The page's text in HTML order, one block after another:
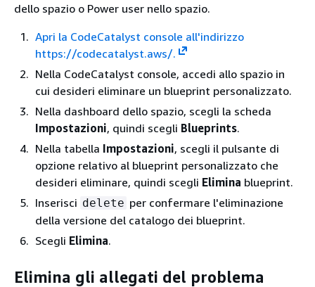
dello spazio o Power user nello spazio.
Apri la CodeCatalyst console all'indirizzo
https://codecatalyst.aws/.
Nella CodeCatalyst console, accedi allo spazio in
cui desideri eliminare un blueprint personalizzato.
Nella dashboard dello spazio, scegli la scheda
Impostazioni, quindi scegli Blueprints.
Nella tabella Impostazioni, scegli il pulsante di
opzione relativo al blueprint personalizzato che
desideri eliminare, quindi scegli Elimina blueprint.
Inserisci delete per confermare l'eliminazione
della versione del catalogo dei blueprint.
Scegli Elimina.
Elimina gli allegati del problema